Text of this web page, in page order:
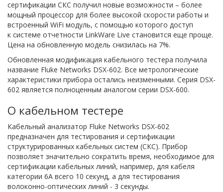
сертификации СКС получил новые возможности – более
мощный процессор для более высокой скорости работы и
встроенный WiFi модуль, с помощью которого доступ
к системе отчетности LinkWare Live становится еще проще.
Цена на обновленную модель снизилась на 7%.
Обновленная модификация кабельного тестера получила
название Fluke Networks DSX-602. Все метрологические
характеристики прибора остались неизменными. Серия DSX-
602 является полноценным аналогом серии DSX-600.
О кабельном тестере
Кабельный анализатор Fluke Networks DSX-602
предназначен для тестирования и сертификации
структурированных кабельных систем (СКС). Прибор
позволяет значительно сократить время, необходимое для
сертификации кабельных линий, например, для кабеля
категории 6A всего 10 секунд, а для тестирования
волоконно-оптических линий - 3 секунды.